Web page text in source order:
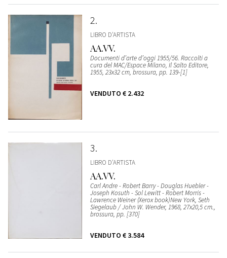
2
LIBRO D'ARTISTA
AA.VV.
Documenti d’arte d’oggi 1955/56. Raccolti a
cura del MAC/Espace Milano, Il Salto Editore,
1955, 23x32 cm, brossura, pp. 139-[1]
VENDUTO € 2.432
3
LIBRO D'ARTISTA
AA.VV.
Carl Andre - Robert Barry - Douglas Huebler -
Joseph Kosuth - Sol Lewitt - Robert Morris -
Lawrence Weiner (Xerox book)New York, Seth
Siegelaub / John W. Wender, 1968, 27x20,5 cm.,
brossura, pp. [370]
VENDUTO € 3.584